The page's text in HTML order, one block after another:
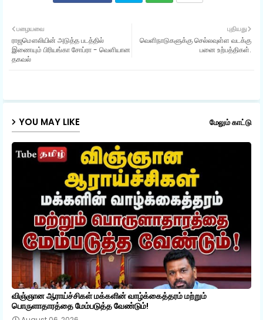
ats
புதியது
வெளிநாடுகளுக்கு செல்லவுள்ள வடக்கு
பனை உற்பத்திகள்.
பழையவை
ராஜமௌலியின் அடுத்த படத்தில்
இணையும் பிரியங்கா சோப்ரா - வெளியான
தகவல்
YOU MAY LIKE மேலும் காட்டு
விஞ்ஞான ஆராய்ச்சிகள் மக்களின் வாழ்க்கைத்தரம் மற்றும்
பொருளாதாரத்தை மேம்படுத்த வேண்டும்!